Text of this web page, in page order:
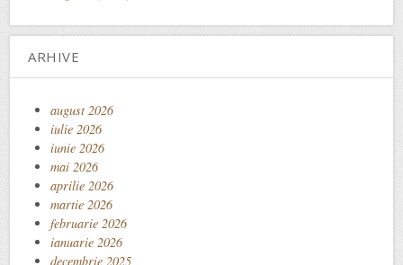
ARHIVE
august 2026
iulie 2026
iunie 2026
mai 2026
aprilie 2026
martie 2026
februarie 2026
ianuarie 2026
decembrie 2025